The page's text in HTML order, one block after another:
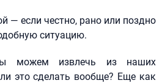
— если честно, рано или поздно
ситуацию.
можем извлечь из наших
это сделать вообще? Еще как